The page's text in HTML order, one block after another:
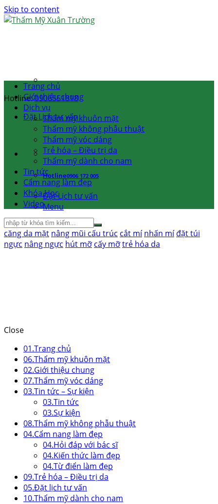
Skip to content
Hotline:0906551818
Đặt Lịch tư vấn
Hotline0906 172 005
Đặt Lịch tư vấn
Menu
Trang chủ
Giới thiệu chung
Dịch vụ
Thẩm mỹ khuôn mặt
Thẩm mỹ không phẫu thuật
Thẩm mỹ vóc dáng
Trẻ hóa – Điều trị da
Thẩm mỹ dành cho nam
Tin tức
Cẩm nang làm đẹp
Khóa Học
Video
căng da mặt nâng mũi cấu trúc cắt mí nhấn mí đặt túi
ngực nâng ngực hút mỡ cấy mỡtrẻ hóa da
Close
01.Trang chủ
06.Thẩm mỹ khuôn mặt
02.Giới thiệu chung
07.Thẩm mỹ vóc dáng
03.Tin tức – Sự kiện
03.Tin tức
03.Sự kiện
08.Thẩm mỹ không phẫu thuật
04.Cẩm nang làm đẹp
04.Hỏi đáp với bác sĩ
04.Kiến thức làm đẹp
04.Từ điển làm đẹp
09.Trẻ hóa – Điều trị da
05.Đặt lịch tư vấn
10.Thẩm mỹ dành cho nam